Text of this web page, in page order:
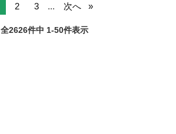
2 3 ... 次へ
全2626件中 1-50件表示